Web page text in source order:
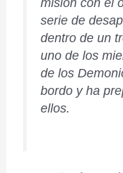
serie de
dentro de un
uno de los
de los
bordo y ha
ellos.